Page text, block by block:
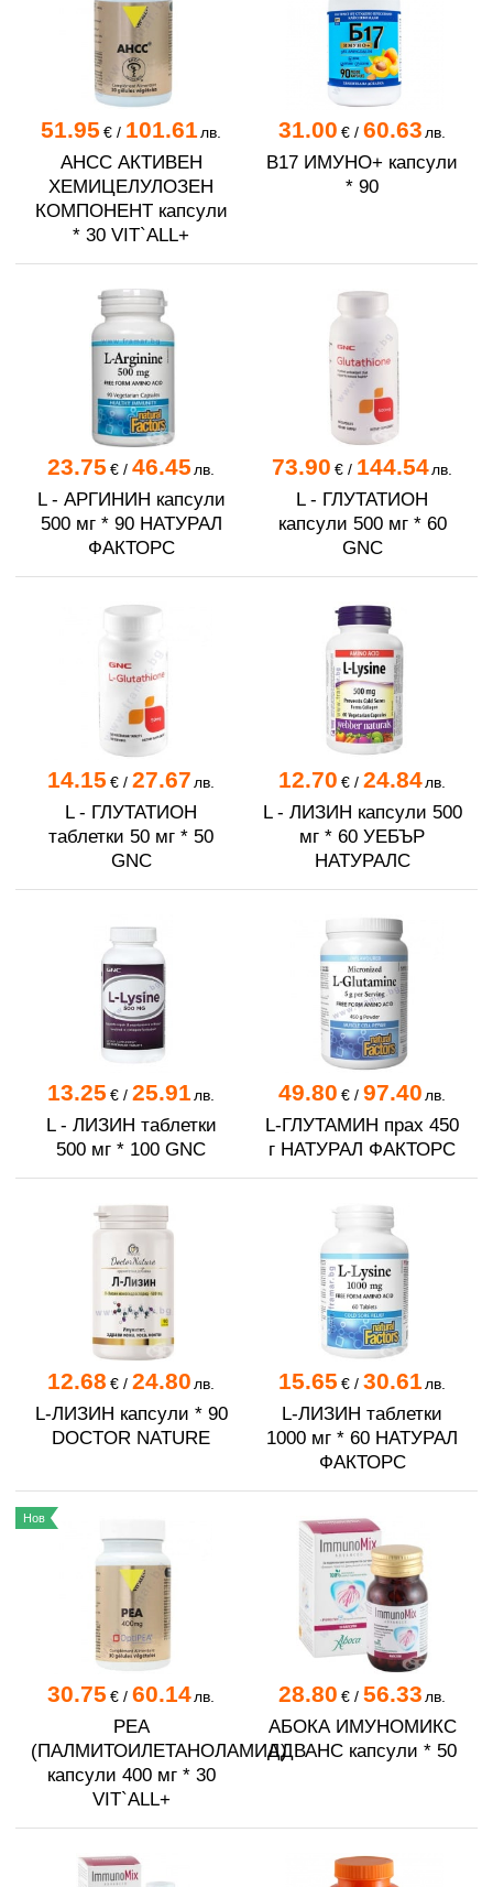
51.95 €/ 101.61лв.
AHCC АКТИВЕН
ХЕМИЦЕЛУЛОЗЕН
КОМПОНЕНТ капсули
* 30 VIT`ALL+
31.00 €/ 60.63 лв.
B17 ИМУНО+ капсули
* 90
23.75 €/ 46.45 лв.
L - АРГИНИН капсули
500 мг * 90 НАТУРАЛ
ФАКТОРС
73.90 €/ 144.54лв.
L - ГЛУТАТИОН
капсули 500 мг * 60
GNC
14.15 €/ 27.67 лв.
L - ГЛУТАТИОН
таблетки 50 мг * 50
GNC
12.70 €/ 24.84лв.
L - ЛИЗИН капсули 500
мг * 60 УЕБЪР
НАТУРАЛС
13.25 €/ 25.91лв.
L - ЛИЗИН таблетки
500 мг * 100 GNC
49.80 €/ 97.40 лв.
L-ГЛУТАМИН прах 450
г НАТУРАЛ ФАКТОРС
12.68 €/ 24.80 лв.
L-ЛИЗИН капсули * 90
DOCTOR NATURE
15.65 €/ 30.61лв.
L-ЛИЗИН таблетки
1000 мг * 60 НАТУРАЛ
ФАКТОРС
30.75 €/ 60.14лв.
PEA
(ПАЛМИТОИЛЕТАНОЛАМИД)
капсули 400 мг * 30
VIT`ALL+
Нов
28.80 €/ 56.33 лв.
АБОКА ИМУНОМИКС
АДВАНС капсули * 50